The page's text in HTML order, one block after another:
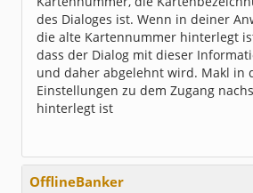
hs prüfen (S)
14:03:56
HBCI: 3945 - Freigabe kann
en (S)
14:03:56
HBCI: 3076 - Starke
icht notwendig. (S)
14:03:56
Dialog wurde nicht
ültig zu sein
14:04:36
RSA-AES-256-GCM:AEAD
14:04:36
Nachricht gesendet
des Dialoges ist. Wenn in deiner
die alte Kartennummer hinterlegt
dass der Dialog mit dieser
und daher abgelehnt wird. Makl in
Einstellungen zu dem Zugang
hinterlegt ist
OfflineBanker